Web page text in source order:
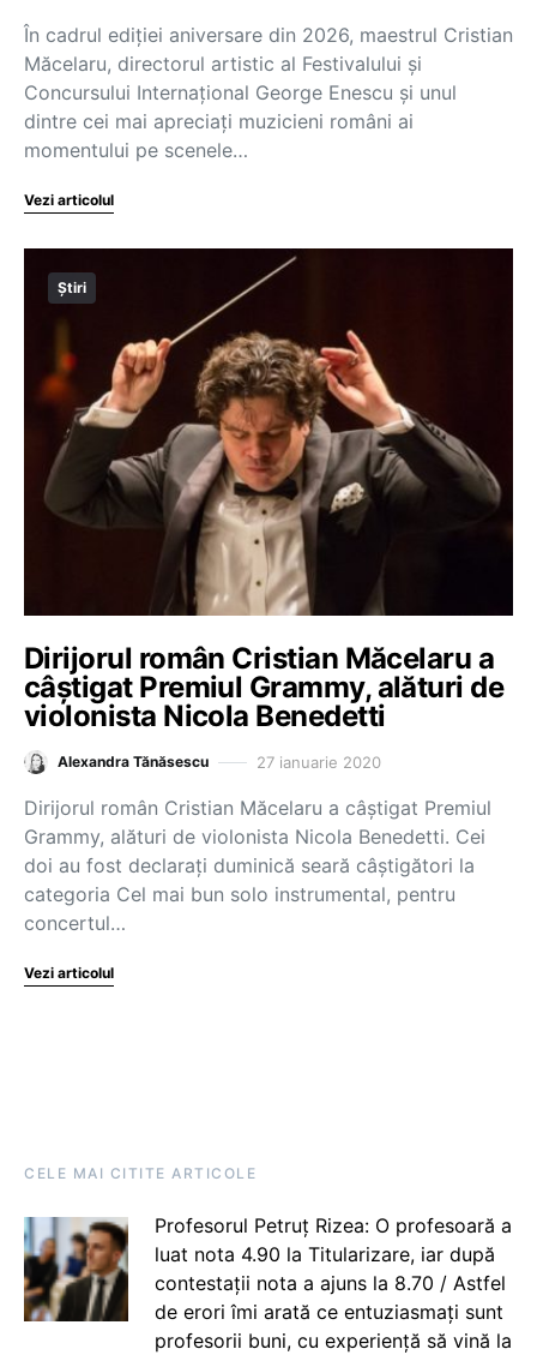
În cadrul ediției aniversare din 2026, maestrul Cristian
Măcelaru, directorul artistic al Festivalului și
Concursului Internațional George Enescu și unul
dintre cei mai apreciați muzicieni români ai
momentului pe scenele…
Vezi articolul
Știri
Dirijorul român Cristian Măcelaru a
câștigat Premiul Grammy, alături de
violonista Nicola Benedetti
Alexandra Tănăsescu 27 ianuarie 2020
Dirijorul român Cristian Măcelaru a câștigat Premiul
Grammy, alături de violonista Nicola Benedetti. Cei
doi au fost declarați duminică seară câștigători la
categoria Cel mai bun solo instrumental, pentru
concertul…
Vezi articolul
CELE MAI CITITE ARTICOLE
Profesorul Petruț Rizea: O profesoară a
luat nota 4.90 la Titularizare, iar după
contestații nota a ajuns la 8.70 / Astfel
de erori îmi arată ce entuziasmați sunt
profesorii buni, cu experiență să vină la